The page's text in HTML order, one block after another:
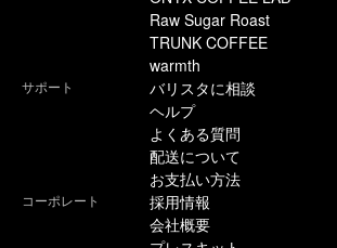
Raw Sugar Roast
TRUNK COFFEE
warmth
サポート
バリスタに相談
ヘルプ
よくある質問
配送について
お支払い方法
コーポレート
採用情報
会社概要